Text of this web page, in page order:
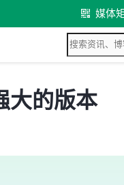
媒体
大的版本